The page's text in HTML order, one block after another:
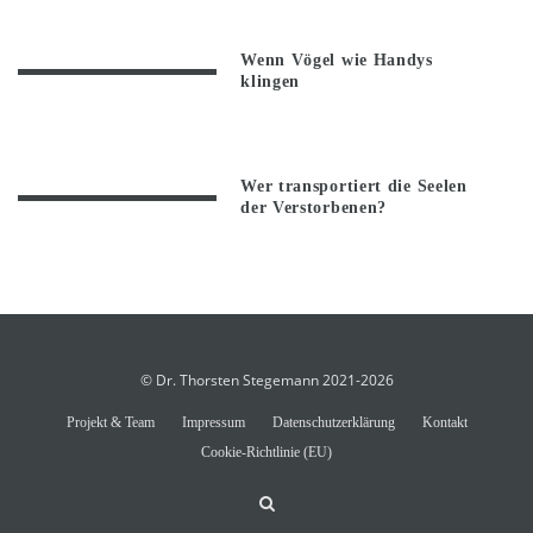
Wenn Vögel wie Handys
klingen
Wer transportiert die Seelen
der Verstorbenen?
© Dr. Thorsten Stegemann 2021-2026
Projekt & Team Impressum Datenschutzerklärung
Kontakt
Cookie-Richtlinie (EU)